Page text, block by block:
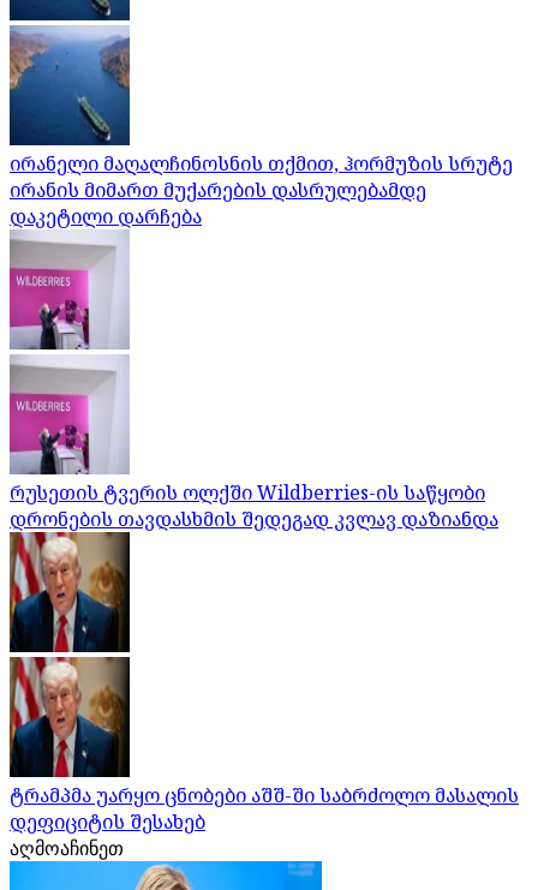
ირანელი მაღალჩინოსნის თქმით, ჰორმუზის სრუტე
ირანის მიმართ მუქარების დასრულებამდე
დაკეტილი დარჩება
რუსეთის ტვერის ოლქში Wildberries-ის საწყობი
დრონების თავდასხმის შედეგად კვლავ დაზიანდა
ტრამპმა უარყო ცნობები აშშ-ში საბრძოლო მასალის
დეფიციტის შესახებ
აღმოაჩინეთ